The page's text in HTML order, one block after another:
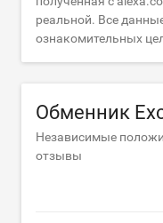
реальной. Все
ознакомительных
Обменник
Независимые
отзывы